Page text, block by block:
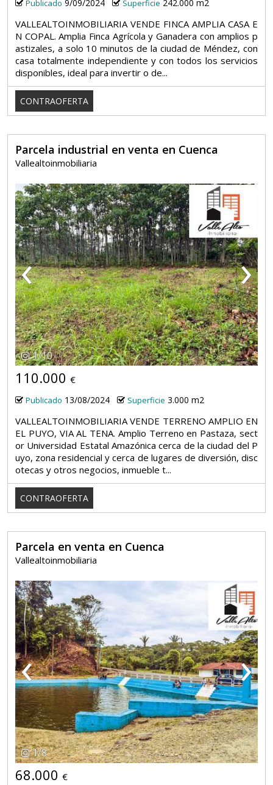
Publicado 9/09/2024 Superficie 242.000 m2
VALLEALTOINMOBILIARIA VENDE FINCA AMPLIA CASA E
N COPAL. Amplia Finca Agrícola y Ganadera con amplios p
astizales, a solo 10 minutos de la ciudad de Méndez, con
casa totalmente independiente y con todos los servicios
disponibles, ideal para invertir o de...
CONTRAOFERTA
Parcela industrial en venta en Cuenca
Vallealtoinmobiliaria
‹ ›
1/10
110.000 €
Publicado 13/08/2024 Superficie 3.000 m2
VALLEALTOINMOBILIARIA VENDE TERRENO AMPLIO EN
EL PUYO, VIA AL TENA. Amplio Terreno en Pastaza, sect
or Universidad Estatal Amazónica cerca de la ciudad del P
uyo, zona residencial y cerca de lugares de diversión, disc
otecas y otros negocios, inmueble t...
CONTRAOFERTA
Parcela en venta en Cuenca
Vallealtoinmobiliaria
‹ ›
1/8
68.000 €